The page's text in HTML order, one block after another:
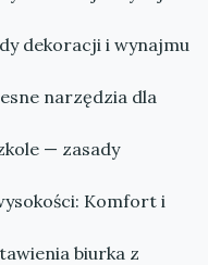
dekoracji i wynajmu
narzędzia dla
— zasady
Komfort i
biurka z